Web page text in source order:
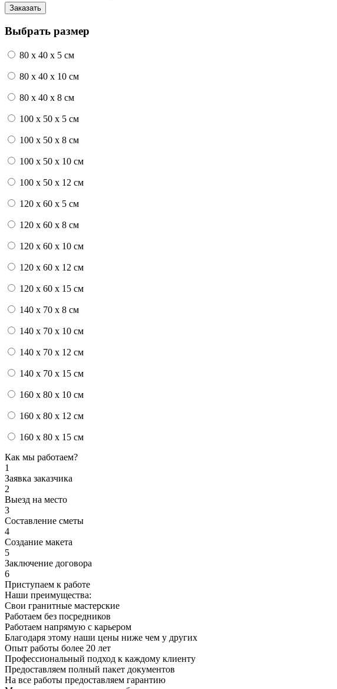
Выбрать размер
80 x 40 x 5 см
80 x 40 x 10 см
80 x 40 x 8 см
100 x 50 x 5 см
100 х 50 х 8 см
100 x 50 x 10 см
100 x 50 x 12 см
120 x 60 x 5 см
120 x 60 x 8 см
120 x 60 x 10 см
120 x 60 x 12 см
120 x 60 x 15 см
140 x 70 x 8 см
140 x 70 x 10 см
140 x 70 x 12 см
140 x 70 x 15 см
160 x 80 x 10 см
160 x 80 x 12 см
160 x 80 x 15 см
Как мы работаем?
1
Заявка заказчика
2
Выезд на место
3
Составление сметы
4
Создание макета
5
Заключение договора
6
Приступаем к работе
Наши преимущества:
Свои гранитные мастерские
Работаем без посредников
Работаем напрямую с карьером
Благодаря этому наши цены ниже чем у других
Опыт работы более 20 лет
Профессиональный подход к каждому клиенту
Предоставляем полный пакет документов
На все работы предоставляем гарантию